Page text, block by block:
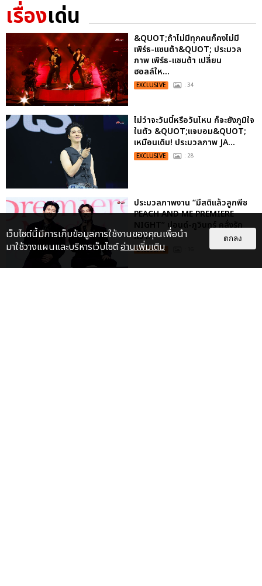
เรื่องเด่น
&QUOT;ถ้าไม่มีทุกคนก็คงไม่มี
เพิร์ธ-แซนต้า&QUOT; ประมวล
ภาพ เพิร์ธ-แซนต้า เปลี่ยน
ฮอลล์ให...
EXCLUSIVE : 34
ไม่ว่าจะวันนี้หรือวันไหน ก็จะยังภูมิใจ
ในตัว &QUOT;แจบอม&QUOT;
เหมือนเดิม! ประมวลภาพ JA...
EXCLUSIVE : 28
ประมวลภาพงาน “มีสติแล้วลูกพีช
PEACH AND ME PREMIERE
NIGHT” ปอนด์-ภูวินทร์ คลั่งรัก
หวา...
EXCLUSIVE
เว็บไซต์นี้มีการเก็บข้อมูลการใช้งานของคุณเพื่อนำ
มาใช้วางแผนและบริหารเว็บไซต์อ่านเพิ่มเติม
ตกลง